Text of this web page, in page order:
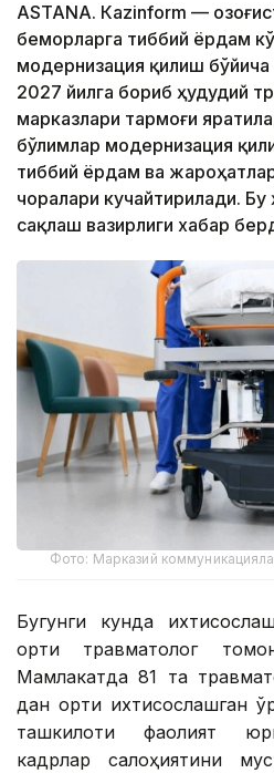
ASTANА. Кazinform —
беморларга тиббий ёрдам
модернизация қилиш
2027 йилга бориб ҳудудий
марказлари тармоғи
бўлимлар модернизация
тиббий ёрдам ва
чоралари кучайтирилади. Бу
сақлаш вазирлиги хабар
Фото: Марказий
Бугунги кунда
ортиқ травматолог
Мамлакатда 81 та
дан ортиқ ихтисослашган
ташкилоти фаолият
кадрлар салоҳиятини